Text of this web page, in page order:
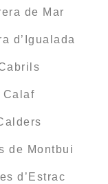
de Mar
d’Igualada
de Montbui
d’Estrac